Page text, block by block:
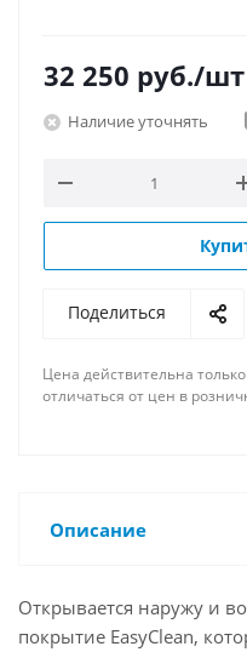
32 250 руб./шт
Наличие уточнять
Поделиться
Цена действительна
отличаться от цен в
Описание
Открывается наружу и
покрытие EasyClean,